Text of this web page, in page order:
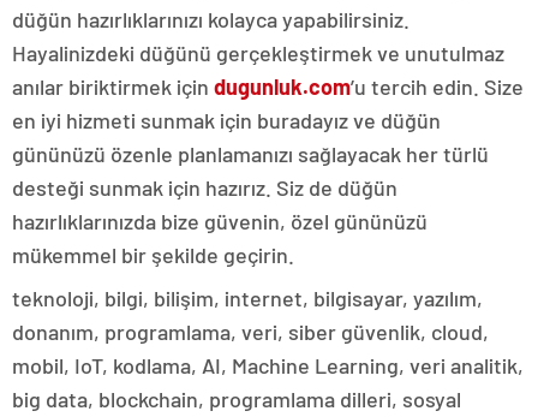
düğün hazırlıklarınızı kolayca yapabilirsiniz.
Hayalinizdeki düğünü gerçekleştirmek ve unutulmaz
anılar biriktirmek için dugunluk.com’u tercih edin. Size
en iyi hizmeti sunmak için buradayız ve düğün
gününüzü özenle planlamanızı sağlayacak her türlü
desteği sunmak için hazırız. Siz de düğün
hazırlıklarınızda bize güvenin, özel gününüzü
mükemmel bir şekilde geçirin.
teknoloji, bilgi, bilişim, internet, bilgisayar, yazılım,
donanım, programlama, veri, siber güvenlik, cloud,
mobil, IoT, kodlama, AI, Machine Learning, veri analitik,
big data, blockchain, programlama dilleri, sosyal